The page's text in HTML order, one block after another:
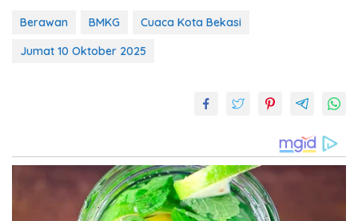
Berawan BMKG
Cuaca Kota Bekasi
Jumat 10 Oktober 2025